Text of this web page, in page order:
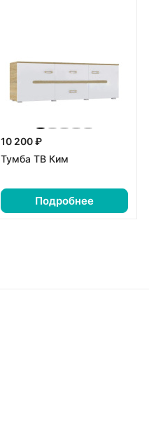
10 200 ₽
Тумба ТВ Ким
Подробнее